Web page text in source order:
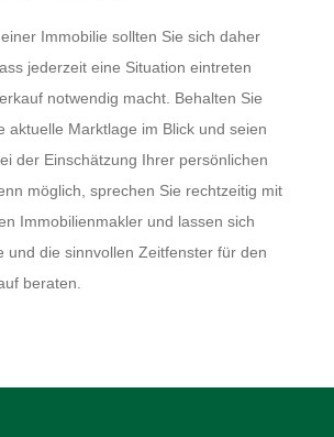
Immobilie sollten Sie sich daher
jederzeit eine Situation eintreten
notwendig macht. Behalten Sie
aktuelle Marktlage im Blick und seien
der Einschätzung Ihrer persönlichen
möglich, sprechen Sie rechtzeitig mit
Immobilienmakler und lassen sich
und die sinnvollen Zeitfenster für den
beraten.